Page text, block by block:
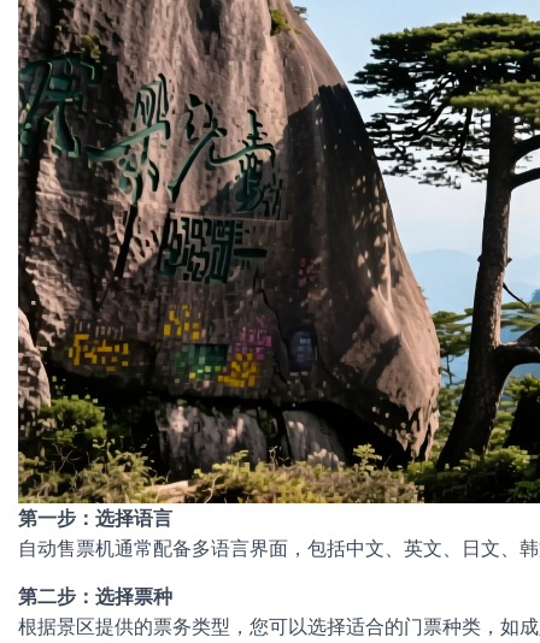
第一步：选择语言
自动售票机通常配备多语言界面，包括中文、英文、日文、
第二步：选择票种
根据景区提供的票务类型，您可以选择适合的门票种类，如